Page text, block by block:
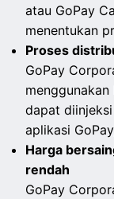
atau GoPay
menentukan
Proses
GoPay
dapat
aplikasi
Harga
rendah
GoPay